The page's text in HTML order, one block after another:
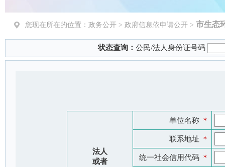
您现在所在的位置： 政务公开 > 政府信息依申请公开 > 市生态
状态查询： 公民/法人身份证号码
法人
或者
单位名称 ＊
联系地址 ＊
统一社会信用代码 ＊